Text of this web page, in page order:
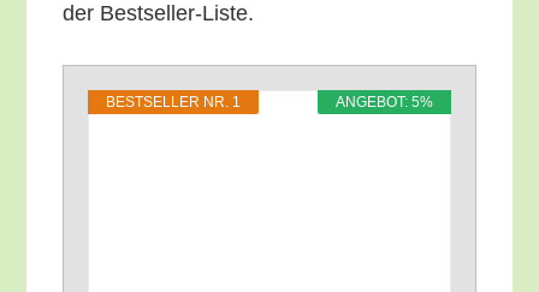
der Bestseller-Liste.
ANGE­BOT: 5%
BEST­SEL­LER NR. 1